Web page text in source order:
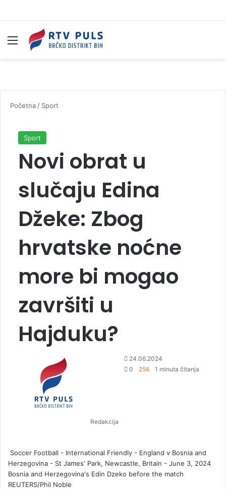
Izbornik
Početna / Sport
Sport
Novi obrat u
slučaju Edina
Džeke: Zbog
hrvatske noćne
more bi mogao
završiti u
Hajduku?
Redakcija
i
l
24.06.2024
0
256 1 minuta čitanja
Soccer Football - International Friendly - England v Bosnia and
Herzegovina - St James' Park, Newcastle, Britain - June 3, 2024
Bosnia and Herzegovina's Edin Dzeko before the match
REUTERS/Phil Noble